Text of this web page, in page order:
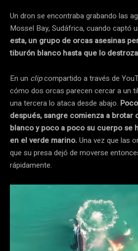
Un dron se encontraba grabando las
Mossel Bay, Sudáfrica, cuando captó
esta, un grupo de orcas asesinas
tiburón blanco hasta que lo
En un clipcompartido a través de
cómo dos orcas parecen cercar a un
una tercera lo ataca desde abajo.
después, sangre comienza a brotar
blanco y poco a poco su cuerpo se
en el verde marino. Una vez que las
que su presa dejó de moverse
rápidamente.